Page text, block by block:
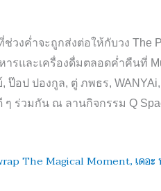
ช่วงค่ำจะถูกส่งต่อให้กับวง The
ารและเครื่องดื่มตลอดค่ำคืนที่
, ป๊อป ปองกูล, ตู่ ภพธร,
ๆ ร่วมกัน ณ ลานกิจกรรม Q